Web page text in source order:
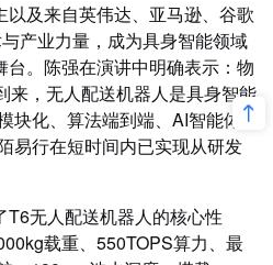
从山东加速到来
及来自英伟达、亚马逊、谷歌
产业力量，成为具身智能领域
。陈强在演讲中明确表示：物
来，无人配送机器人是具身智能
块化、算法端到端、AI智能体
易行在短时间内已实现从研发
无人配送机器人的核心性
载重、550TOPS算力、最